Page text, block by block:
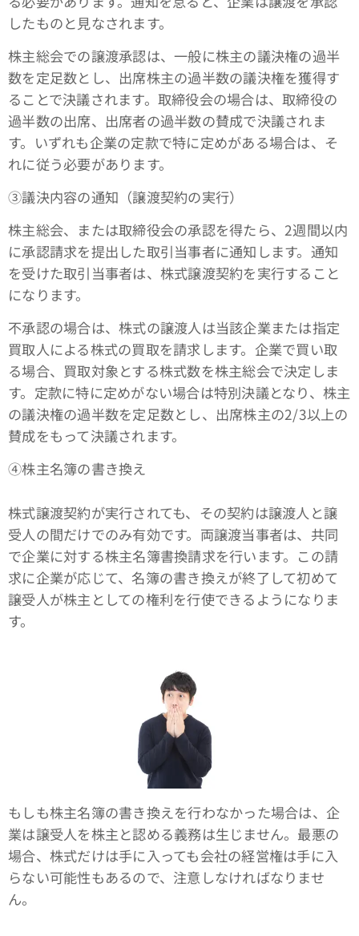
したものと見なされます。
株主総会での譲渡承認は、一般に株主の議決権の過半
数を定足数とし、出席株主の過半数の議決権を獲得す
ることで決議されます。取締役会の場合は、取締役の
過半数の出席、出席者の過半数の賛成で決議されま
す。いずれも企業の定款で特に定めがある場合は、そ
れに従う必要があります。
③議決内容の通知（譲渡契約の実行）
株主総会、または取締役会の承認を得たら、2週間以内
に承認請求を提出した取引当事者に通知します。通知
を受けた取引当事者は、株式譲渡契約を実行すること
になります。
不承認の場合は、株式の譲渡人は当該企業または指定
買取人による株式の買取を請求します。企業で買い取
る場合、買取対象とする株式数を株主総会で決定しま
す。定款に特に定めがない場合は特別決議となり、株主
の議決権の過半数を定足数とし、出席株主の2/3以上の
賛成をもって決議されます。
④株主名簿の書き換え
株式譲渡契約が実行されても、その契約は譲渡人と譲
受人の間だけでのみ有効です。両譲渡当事者は、共同
で企業に対する株主名簿書換請求を行います。この請
求に企業が応じて、名簿の書き換えが終了して初めて
譲受人が株主としての権利を行使できるようになりま
す。
もしも株主名簿の書き換えを行わなかった場合は、企
業は譲受人を株主と認める義務は生じません。最悪の
場合、株式だけは手に入っても会社の経営権は手に入
らない可能性もあるので、注意しなければなりませ
ん。